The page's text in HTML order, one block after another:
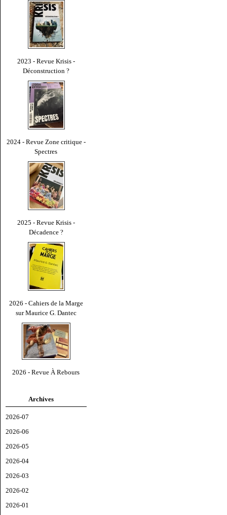
2023 - Revue Krisis -
Déconstruction ?
2024 - Revue Zone critique -
Spectres
2025 - Revue Krisis -
Décadence ?
2026 - Cahiers de la Marge
sur Maurice G. Dantec
2026 - Revue À Rebours
Archives
2026-07
2026-06
2026-05
2026-04
2026-03
2026-02
2026-01